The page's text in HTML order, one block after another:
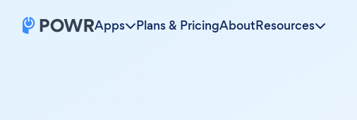
Apps Plans & PricingAboutResources